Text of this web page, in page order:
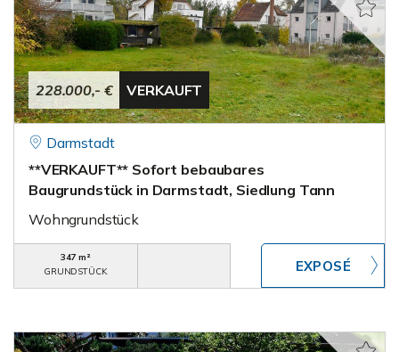
228.000,- € VERKAUFT
Darmstadt
**VERKAUFT** Sofort bebaubares
Baugrundstück in Darmstadt, Siedlung Tann
Wohngrundstück
347 m²
GRUNDSTÜCK